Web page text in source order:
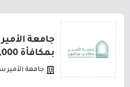
جامعة
بمكافأة 3,000 ريال
جامعة الأمير